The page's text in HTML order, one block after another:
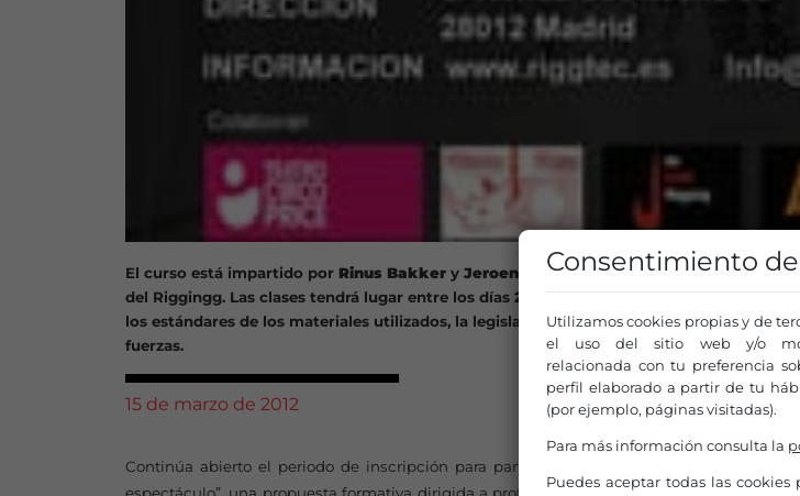
El curso está impartido por Rinus Bakker y Jeroen de Goei, dos profesionales de
del Riggingg. Las clases tendrá lugar entre los días 26 y 30 de marzoy abordan
los estándares de los materiales utilizados, la legislación vigente, la evaluación de
fuerzas.
15 de marzo de 2012
Continúa abierto el periodo de inscripción para participar en el curso “Técnicas
espectáculo”, una propuesta formativa dirigida a profesionales que desarrollen labores
Consentimiento
Utilizamos cookies propias y de
el uso del sitio web y/o
relacionada con tu preferencia
perfil elaborado a partir de tu
(por ejemplo, páginas visitadas).
Para más información consulta la
Puedes aceptar todas las